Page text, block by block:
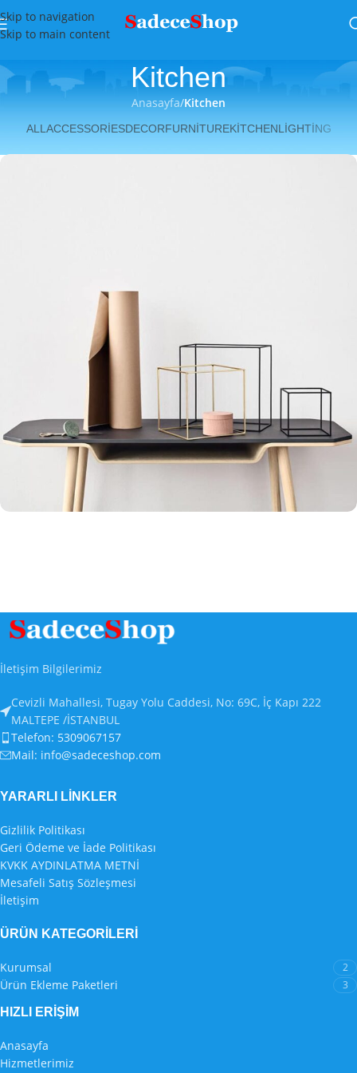
Skip to navigation
Skip to main content
Kitchen
Anasayfa/Kitchen
ALL ACCESSORIESDECORFURNITUREKITCHENLIGHTING
İletişim Bilgilerimiz
Cevizli Mahallesi, Tugay Yolu Caddesi, No: 69C, İç Kapı 222
MALTEPE /İSTANBUL
Telefon: 5309067157
Mail: info@sadeceshop.com
YARARLI LİNKLER
Gizlilik Politikası
Geri Ödeme ve İade Politikası
KVKK AYDINLATMA METNİ
Mesafeli Satış Sözleşmesi
İletişim
ÜRÜN KATEGORILERI
Kurumsal 2
Ürün Ekleme Paketleri
3
HIZLI ERIŞIM
Anasayfa
Hizmetlerimiz